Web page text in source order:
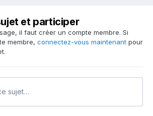
et participer
il faut créer un compte membre. Si
membre, connectez-vous maintenant pour
sujet…